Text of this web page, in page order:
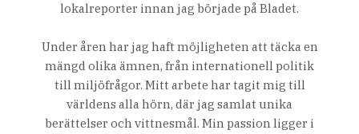
lokalreporter innan jag började på Bladet.
Under åren har jag haft möjligheten att täcka en
mängd olika ämnen, från internationell politik
till miljöfrågor. Mitt arbete har tagit mig till
världens alla hörn, där jag samlat unika
berättelser och vittnesmål. Min passion ligger i